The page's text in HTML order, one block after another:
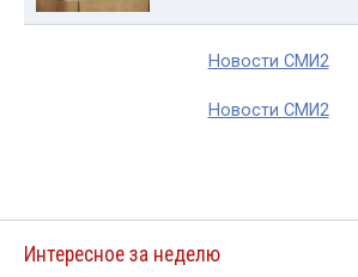
Новости СМИ2
Новости СМИ2
Интересное за неделю